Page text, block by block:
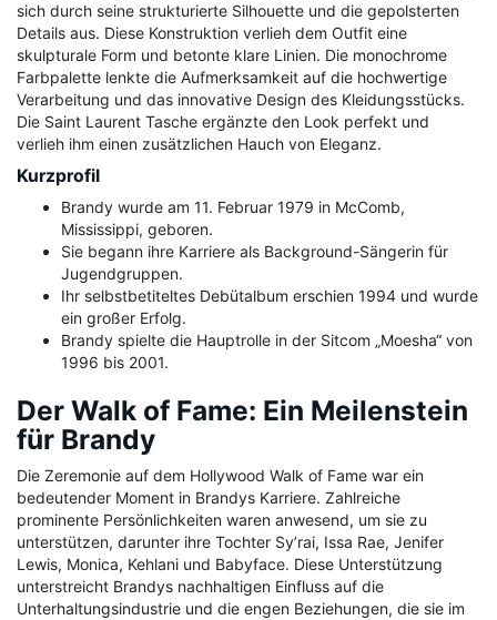
sich durch seine strukturierte Silhouette und die gepolsterten
Details aus. Diese Konstruktion verlieh dem Outfit eine
skulpturale Form und betonte klare Linien. Die monochrome
Farbpalette lenkte die Aufmerksamkeit auf die hochwertige
Verarbeitung und das innovative Design des Kleidungsstücks.
Die Saint Laurent Tasche ergänzte den Look perfekt und
verlieh ihm einen zusätzlichen Hauch von Eleganz.
Kurzprofil
Brandy wurde am 11. Februar 1979 in McComb,
Mississippi, geboren.
Sie begann ihre Karriere als Background-Sängerin für
Jugendgruppen.
Ihr selbstbetiteltes Debütalbum erschien 1994 und wurde
ein großer Erfolg.
Brandy spielte die Hauptrolle in der Sitcom „Moesha“ von
1996 bis 2001.
Der Walk of Fame: Ein Meilenstein
für Brandy
Die Zeremonie auf dem Hollywood Walk of Fame war ein
bedeutender Moment in Brandys Karriere. Zahlreiche
prominente Persönlichkeiten waren anwesend, um sie zu
unterstützen, darunter ihre Tochter Sy’rai, Issa Rae, Jenifer
Lewis, Monica, Kehlani und Babyface. Diese Unterstützung
unterstreicht Brandys nachhaltigen Einfluss auf die
Unterhaltungsindustrie und die engen Beziehungen, die sie im